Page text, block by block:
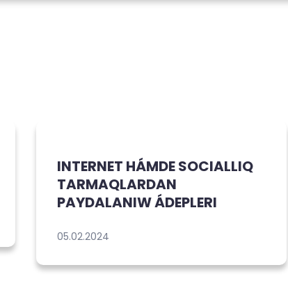
INTERNET HÁMDE SOCIALLIQ
TARMAQLARDAN
PAYDALANIW ÁDEPLERI
05.02.2024